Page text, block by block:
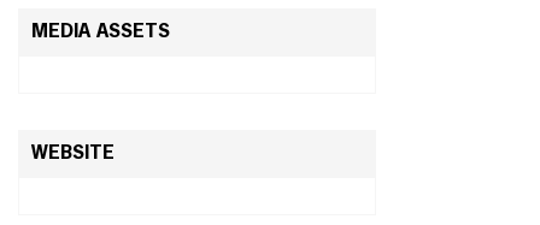
MEDIA ASSETS
WEBSITE